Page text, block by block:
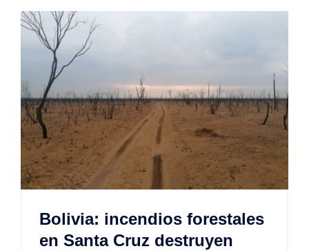
Bolivia: incendios forestales
en Santa Cruz destruyen